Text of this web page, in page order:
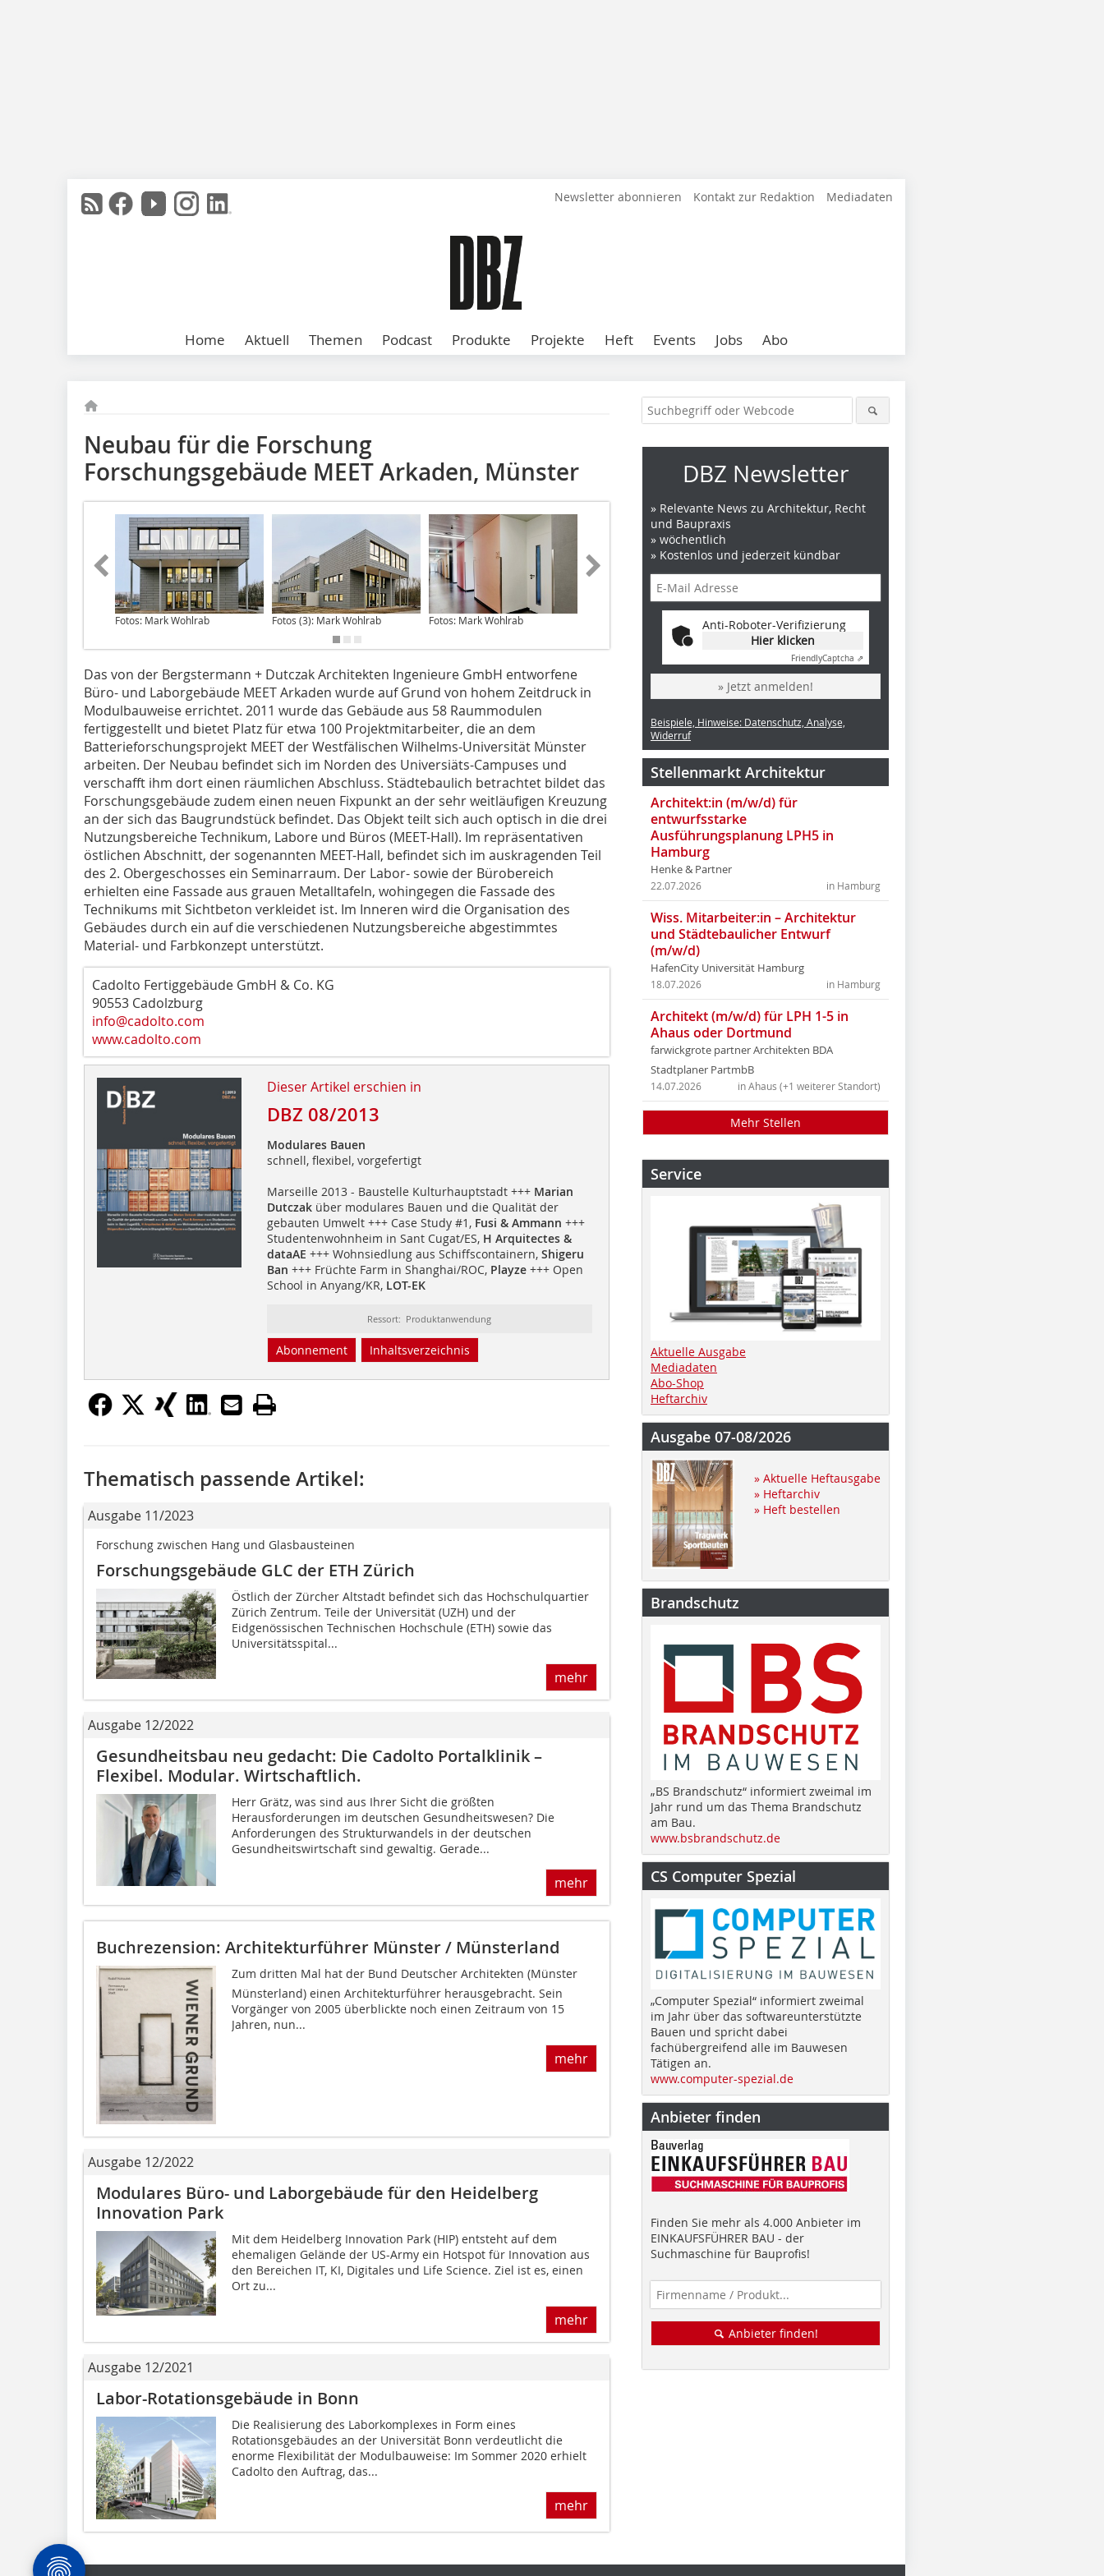
Newsletter abonnieren Kontakt zur Redaktion Mediadaten
Home Aktuell Themen Podcast Produkte Projekte Heft Events Jobs Abo
Neubau für die Forschung
Forschungsgebäude MEET Arkaden, Münster
Fotos: Mark Wohlrab Fotos (3): Mark Wohlrab Fotos: Mark Wohlrab Fotos: Mark Wohlrab
Das von der Bergstermann + Dutczak Architekten Ingenieure GmbH entworfene
Büro- und Laborgebäude MEET Arkaden wurde auf Grund von hohem Zeitdruck in
Modulbauweise errichtet. 2011 wurde das Gebäude aus 58 Raummodulen
fertiggestellt und bietet Platz für etwa 100 Projektmitarbeiter, die an dem
Batterieforschungsprojekt MEET der Westfälischen Wilhelms-Universität Münster
arbeiten. Der Neubau befindet sich im Norden des Universiäts-Campuses und
verschafft ihm dort einen räumlichen Abschluss. Städtebaulich betrachtet bildet das
Forschungsgebäude zudem einen neuen Fixpunkt an der sehr weitläufigen Kreuzung
an der sich das Baugrundstück befindet. Das Objekt teilt sich auch optisch in die drei
Nutzungsbereiche Technikum, Labore und Büros (MEET-Hall). Im repräsentativen
östlichen Abschnitt, der sogenannten MEET-Hall, befindet sich im auskragenden Teil
des 2. Obergeschosses ein Seminarraum. Der Labor- sowie der Bürobereich
erhielten eine Fassade aus grauen Metalltafeln, wohingegen die Fassade des
Technikums mit Sichtbeton verkleidet ist. Im Inneren wird die Organisation des
Gebäudes durch ein auf die verschiedenen Nutzungsbereiche abgestimmtes
Material- und Farbkonzept unterstützt.
Cadolto Fertiggebäude GmbH & Co. KG
90553 Cadolzburg
info@cadolto.com
www.cadolto.com
Dieser Artikel erschien in
DBZ 08/2013
Modulares Bauen
schnell, flexibel, vorgefertigt
Marseille 2013 - Baustelle Kulturhauptstadt +++ Marian
Dutczaküber modulares Bauen und die Qualität der
gebauten Umwelt +++ Case Study #1, Fusi & Ammann +++
Studentenwohnheim in Sant Cugat/ES,H Arquitectes &
dataAE +++ Wohnsiedlung aus Schiffscontainern, Shigeru
Ban +++ Früchte Farm in Shanghai/ROC, Playze+++ Open
School in Anyang/KR, LOT-EK
Ressort: Produktanwendung
Abonnement Inhaltsverzeichnis
Thematisch passende Artikel:
Ausgabe 11/2023
Forschung zwischen Hang und Glasbausteinen
Forschungsgebäude GLC der ETH Zürich
Östlich der Zürcher Altstadt befindet sich das Hochschulquartier
Zürich Zentrum. Teile der Universität (UZH) und der
Eidgenössischen Technischen Hochschule (ETH) sowie das
Universitätsspital...
mehr
Ausgabe 12/2022
Gesundheitsbau neu gedacht: Die Cadolto Portalklinik –
Flexibel. Modular. Wirtschaftlich.
Herr Grätz, was sind aus Ihrer Sicht die größten
Herausforderungen im deutschen Gesundheitswesen? Die
Anforderungen des Strukturwandels in der deutschen
Gesundheitswirtschaft sind gewaltig. Gerade...
mehr
Buchrezension: Architekturführer Münster / Münsterland
Zum dritten Mal hat der Bund Deutscher Architekten (Münster 
Münsterland) einen Architekturführer herausgebracht. Sein
Vorgänger von 2005 überblickte noch einen Zeitraum von 15
Jahren, nun...
mehr
Ausgabe 12/2022
Modulares Büro- und Laborgebäude für den Heidelberg
Innovation Park
Mit dem Heidelberg Innovation Park (HIP) entsteht auf dem
ehemaligen Gelände der US-Army ein Hotspot für Innovation aus
den Bereichen IT, KI, Digitales und Life Science. Ziel ist es, einen
Ort zu...
mehr
Ausgabe 12/2021
Labor-Rotationsgebäude in Bonn
Die Realisierung des Laborkomplexes in Form eines
Rotationsgebäudes an der Universität Bonn verdeutlicht die
enorme Flexibilität der Modulbauweise: Im Sommer 2020 erhielt
Cadolto den Auftrag, das...
mehr
DBZ Newsletter
» Relevante News zu Architektur, Recht
und Baupraxis
» wöchentlich
» Kostenlos und jederzeit kündbar
Anti-Roboter-Verifizierung
Hier klicken
FriendlyCaptcha ⇗
» Jetzt anmelden!
Beispiele, Hinweise: Datenschutz, Analyse,
Widerruf
Stellenmarkt Architektur
Architekt:in (m/w/d) für
entwurfsstarke
Ausführungsplanung LPH5 in
Hamburg
Henke & Partner
in Hamburg
22.07.2026
Wiss. Mitarbeiter:in – Architektur
und Städtebaulicher Entwurf
(m/w/d)
HafenCity Universität Hamburg
in Hamburg
18.07.2026
Architekt (m/w/d) für LPH 1-5 in
Ahaus oder Dortmund
farwickgrote partner Architekten BDA
Stadtplaner PartmbB
in Ahaus (+1 weiterer Standort)
14.07.2026
Mehr Stellen
Service
Aktuelle Ausgabe
Mediadaten
Abo-Shop
Heftarchiv
Ausgabe 07-08/2026
» Aktuelle Heftausgabe
» Heftarchiv
» Heft bestellen
Brandschutz
„BS Brandschutz“ informiert zweimal im
Jahr rund um das Thema Brandschutz
am Bau.
www.bsbrandschutz.de
CS Computer Spezial
„Computer Spezial“ informiert zweimal
im Jahr über das softwareunterstützte
Bauen und spricht dabei
fachübergreifend alle im Bauwesen
Tätigen an.
www.computer-spezial.de
Anbieter finden
Finden Sie mehr als 4.000 Anbieter im
EINKAUFSFÜHRER BAU - der
Suchmaschine für Bauprofis!
Anbieter finden!